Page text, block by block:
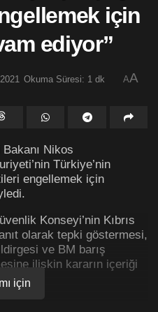
için
ediyor”
Okuma Süresi: 1 dk AA
Nikos
Türkiye’nin
engellemek için
Konseyi’nin Kıbrıs
olarak tepki göstermesi,
ve BM barış
ilişkin kararın içeriği
için